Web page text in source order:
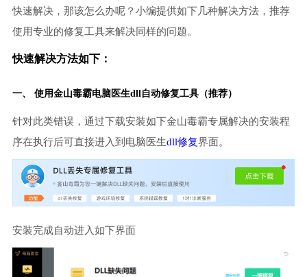
快速解决，那该怎么办呢？小编提供如下几种解决方法，推荐
使用专业的修复工具来解决同样的问题。
快速解决方法如下：
一、 使用金山毒霸电脑医生dll自动修复工具（推荐）
针对此类错误，通过下载安装如下金山毒霸专属解决的安装程
序在执行后可直接进入到电脑医生dll修复界面。
安装完成自动进入如下界面